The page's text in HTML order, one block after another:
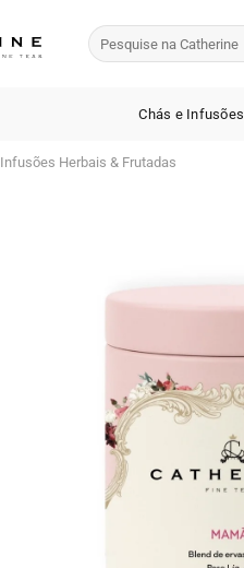
Pesquisar
por:
Chás e Infusões
Infusões Herbais & Frutadas